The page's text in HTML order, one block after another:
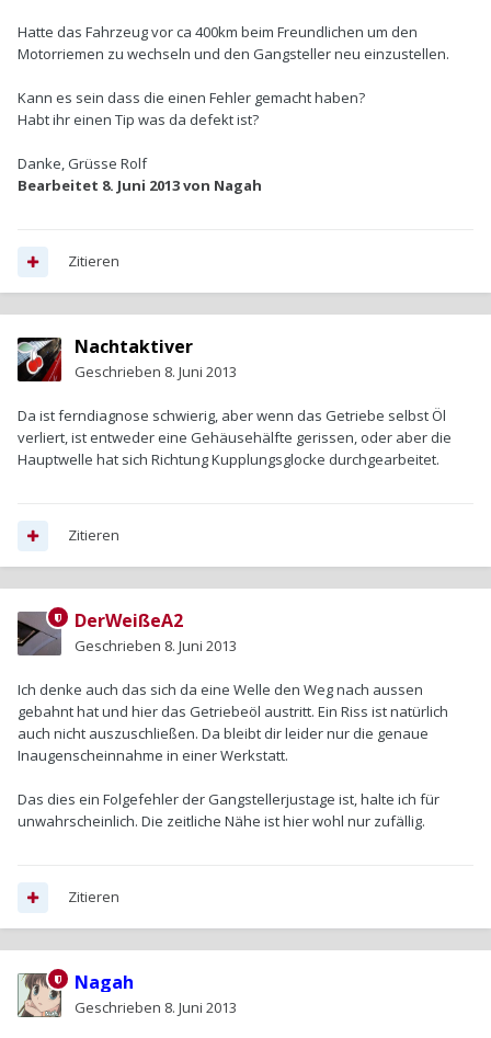
Hatte das Fahrzeug vor ca 400km beim Freundlichen um den
Motorriemen zu wechseln und den Gangsteller neu einzustellen.
Kann es sein dass die einen Fehler gemacht haben?
Habt ihr einen Tip was da defekt ist?
Danke, Grüsse Rolf
Bearbeitet 8. Juni 2013von Nagah
Zitieren
Nachtaktiver
Geschrieben 8. Juni 2013
Da ist ferndiagnose schwierig, aber wenn das Getriebe selbst Öl
verliert, ist entweder eine Gehäusehälfte gerissen, oder aber die
Hauptwelle hat sich Richtung Kupplungsglocke durchgearbeitet.
Zitieren
DerWeißeA2
Geschrieben 8. Juni 2013
Ich denke auch das sich da eine Welle den Weg nach aussen
gebahnt hat und hier das Getriebeöl austritt. Ein Riss ist natürlich
auch nicht auszuschließen. Da bleibt dir leider nur die genaue
Inaugenscheinnahme in einer Werkstatt.
Das dies ein Folgefehler der Gangstellerjustage ist, halte ich für
unwahrscheinlich. Die zeitliche Nähe ist hier wohl nur zufällig.
Zitieren
Nagah
Geschrieben 8. Juni 2013